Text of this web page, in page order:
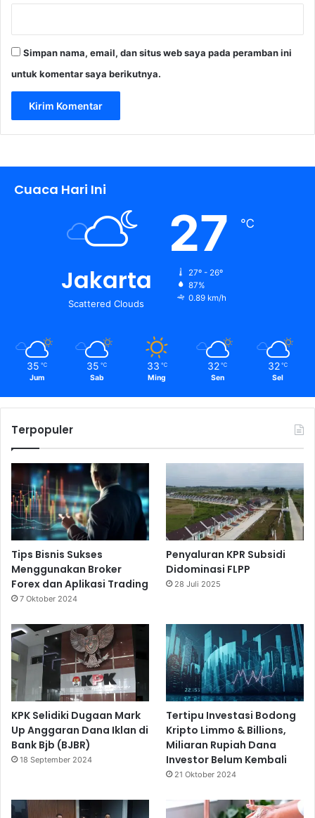
Simpan nama, email, dan situs web saya pada peramban ini
untuk komentar saya berikutnya.
Cuaca Hari Ini
Jakarta
Scattered Clouds
27 ℃
27º - 26º
87%
0.89 km/h
35 ℃
Jum
35 ℃
Sab
33 ℃
Ming
32 ℃
Sen
32 ℃
Sel
Terpopuler
Tips Bisnis Sukses
Menggunakan Broker
Forex dan Aplikasi Trading
7 Oktober 2024
Penyaluran KPR Subsidi
Didominasi FLPP
28 Juli 2025
KPK Selidiki Dugaan Mark
Up Anggaran Dana Iklan di
Bank Bjb (BJBR)
18 September 2024
Tertipu Investasi Bodong
Kripto Limmo & Billions,
Miliaran Rupiah Dana
Investor Belum Kembali
21 Oktober 2024